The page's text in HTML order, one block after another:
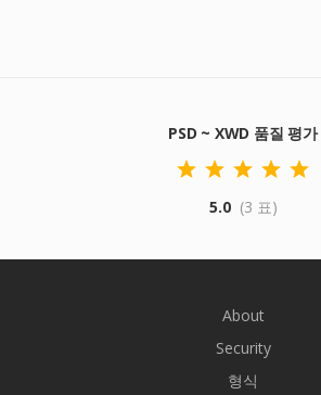
PSD ~ XWD 품질 평가
5.0 (3 표)
About
Security
형식